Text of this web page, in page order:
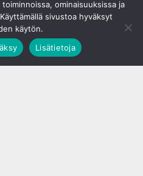
ominaisuuksissa ja
sivustoa hyväksyt
käytön.
Lisätietoja